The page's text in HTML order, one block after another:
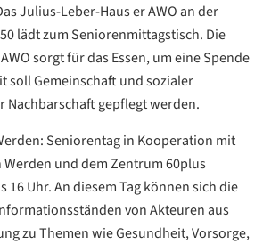
Julius-Leber-Haus er AWO an der
lädt zum Seniorenmittagstisch. Die
sorgt für das Essen, um eine Spende
soll Gemeinschaft und sozialer
Nachbarschaft gepflegt werden.
Seniorentag in Kooperation mit
Werden und dem Zentrum 60plus
16 Uhr. An diesem Tag können sich die
von Akteuren aus
zu Themen wie Gesundheit, Vorsorge,